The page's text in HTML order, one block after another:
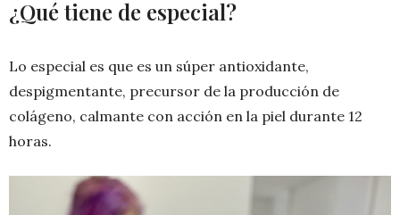
¿Qué tiene de especial?
Lo especial es que es un súper antioxidante,
despigmentante, precursor de la producción de
colágeno, calmante con acción en la piel durante 12
horas.